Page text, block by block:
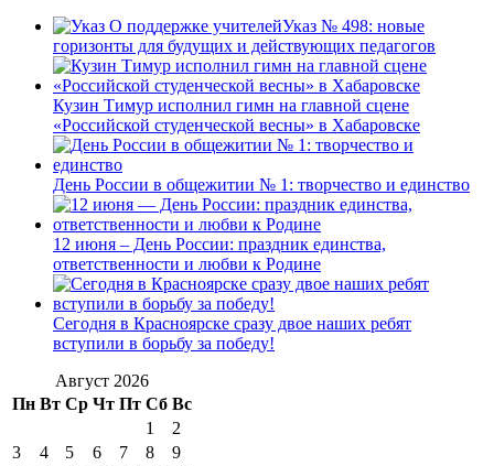
Указ № 498: новые
горизонты для будущих и действующих педагогов
Кузин Тимур исполнил гимн на главной сцене
«Российской студенческой весны» в Хабаровске
День России в общежитии № 1: творчество и единство
12 июня – День России: праздник единства,
ответственности и любви к Родине
Сегодня в Красноярске сразу двое наших ребят
вступили в борьбу за победу!
Август 2026
Пн Вт Ср Чт Пт Сб Вс
1
2
3
4 5 6 7 8
9